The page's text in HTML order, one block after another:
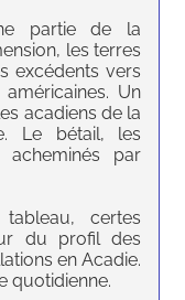
partie de la
les terres
excédents vers
Un
acadiens de la
Le bétail, les
par
certes
du profil des
en Acadie.
quotidienne.